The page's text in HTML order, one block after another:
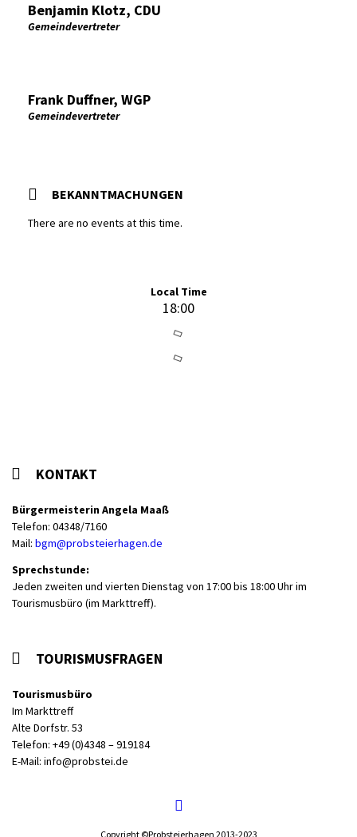
Benjamin Klotz, CDU
Gemeindevertreter
Frank Duffner, WGP
Gemeindevertreter
BEKANNTMACHUNGEN
There are no events at this time.
Local Time
18:00
KONTAKT
Bürgermeisterin Angela Maaß
Telefon: 04348/7160
Mail: bgm@probsteierhagen.de
Sprechstunde:
Jeden zweiten und vierten Dienstag von 17:00 bis 18:00 Uhr im
Tourismusbüro (im Markttreff).
TOURISMUSFRAGEN
Tourismusbüro
Im Markttreff
Alte Dorfstr. 53
Telefon: +49 (0)4348 – 919184
E-Mail: info@probstei.de
Copyright ©Probsteierhagen 2013-2023